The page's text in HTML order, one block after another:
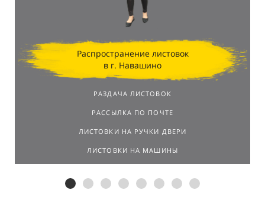
Распространение листовок
в г. Навашино
РАЗДАЧА ЛИСТОВОК
РАССЫЛКА ПО ПОЧТЕ
ЛИСТОВКИ НА РУЧКИ ДВЕРИ
ЛИСТОВКИ НА МАШИНЫ